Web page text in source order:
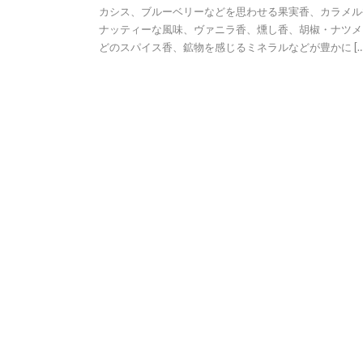
カシス、ブルーベリーなどを思わせる果実香、カラメル
ナッティーな風味、ヴァニラ香、燻し香、胡椒・ナツ
どのスパイス香、鉱物を感じるミネラルなどが豊かに